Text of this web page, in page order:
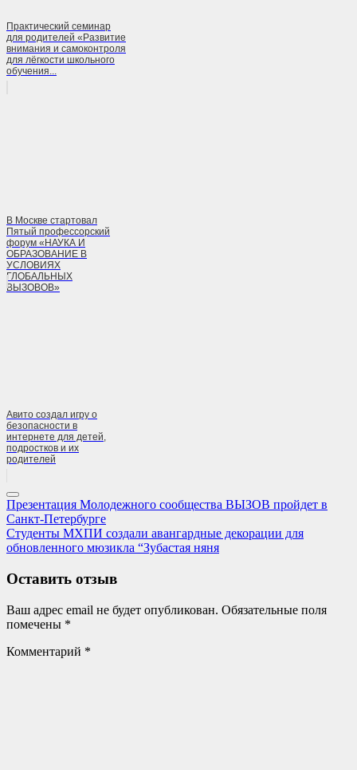
Практический семинар
для родителей «Развитие
внимания и самоконтроля
для лёгкости школьного
обучения...
В Москве стартовал
Пятый профессорский
форум «НАУКА И
ОБРАЗОВАНИЕ В
УСЛОВИЯХ
ГЛОБАЛЬНЫХ
ВЫЗОВОВ»
Авито создал игру о
безопасности в
интернете для детей,
подростков и их
родителей
Навигация
по
записям
Previous
Post:
Презентация Молодежного сообщества ВЫЗОВ пройдет в
Санкт-Петербурге
Next
Post:
Студенты МХПИ создали авангардные декорации для
обновленного мюзикла “Зубастая няня
Оставить отзыв
Ваш адрес email не будет опубликован. Обязательные поля
помечены *
Комментарий *